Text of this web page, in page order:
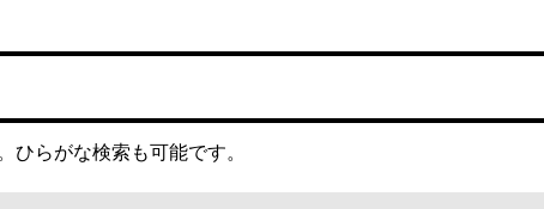
ひらがな検索も可能です。